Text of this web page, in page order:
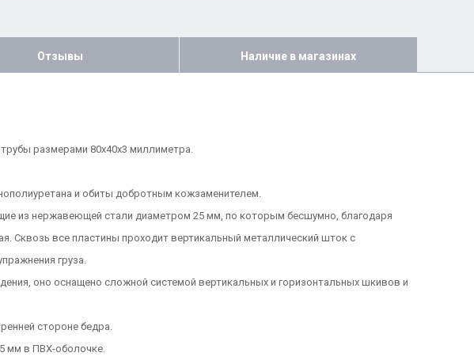
Отзывы Наличие в магазинах
размерами 80х40х3 миллиметра.
и обиты добротным кожзаменителем.
из нержавеющей стали диаметром 25 мм, по которым бесшумно, благодаря
Сквозь все пластины проходит вертикальный металлический шток с
груза.
оно оснащено сложной системой вертикальных и горизонтальных шкивов и
стороне бедра.
мм в ПВХ-оболочке.